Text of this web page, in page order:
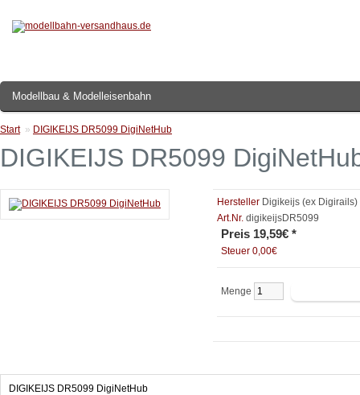
Modellbau & Modelleisenbahn
Start» DIGIKEIJS DR5099 DigiNetHub
DIGIKEIJS DR5099
Hersteller Digikeijs (ex Digirails)
Art.Nr. digikeijsDR5099
Preis 19,59€ *
Steuer 0,00€
Menge
DIGIKEIJS DR5099 DigiNetHub